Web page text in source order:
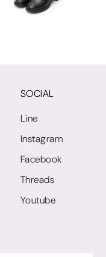
SOCIAL
Line
Instagram
Facebook
Threads
Youtube